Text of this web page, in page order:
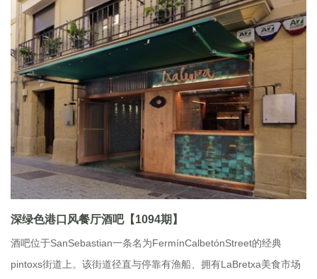
深绿色港口风餐厅酒吧【1094期】
酒吧位于SanSebastian一条名为FermínCalbetónStreet的经典
pintoxs街道上。该街道径直与停靠有渔船、拥有LaBretxa美食市场